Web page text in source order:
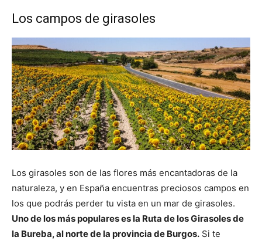
Los campos de girasoles
Los girasoles son de las flores más encantadoras de la
naturaleza, y en España encuentras preciosos campos en
los que podrás perder tu vista en un mar de girasoles.
Uno de los más populares es la Ruta de los Girasoles de
la Bureba, al norte de la provincia de Burgos. Si te